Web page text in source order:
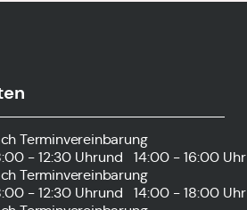
Terminvereinbarung
- 12:30 Uhrund
14:00 - 16:00 Uhr
Terminvereinbarung
- 12:30 Uhrund
14:00 - 18:00 Uhr